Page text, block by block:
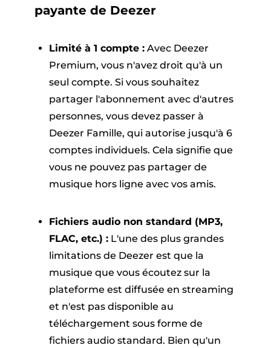
payante de Deezer
Limité à 1 compte :Avec Deezer
Premium, vous n'avez droit qu'à un
seul compte. Si vous souhaitez
partager l'abonnement avec d'autres
personnes, vous devez passer à
Deezer Famille, qui autorise jusqu'à 6
comptes individuels. Cela signifie que
vous ne pouvez pas partager de
musique hors ligne avec vos amis.
Fichiers audio non standard (MP3,
FLAC, etc.) :L'une des plus grandes
limitations de Deezer est que la
musique que vous écoutez sur la
plateforme est diffusée en streaming
et n'est pas disponible au
téléchargement sous forme de
fichiers audio standard. Bien qu'un